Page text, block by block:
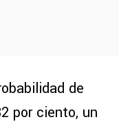
de
por ciento, un